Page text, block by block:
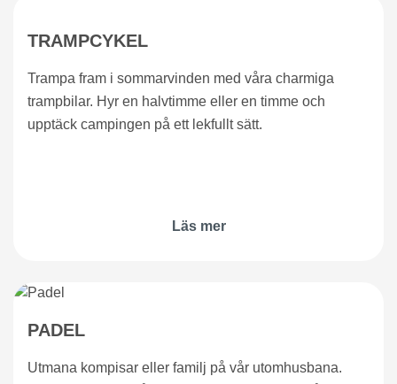
TRAMPCYKEL
Trampa fram i sommarvinden med våra charmiga
trampbilar. Hyr en halvtimme eller en timme och
upptäck campingen på ett lekfullt sätt.
Läs mer
PADEL
Utmana kompisar eller familj på vår utomhusbana.